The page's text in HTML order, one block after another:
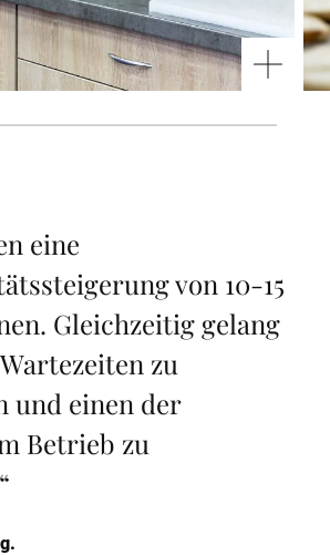
eine
von 10-15
Gleichzeitig gelang
zu
und einen der
Betrieb zu
“